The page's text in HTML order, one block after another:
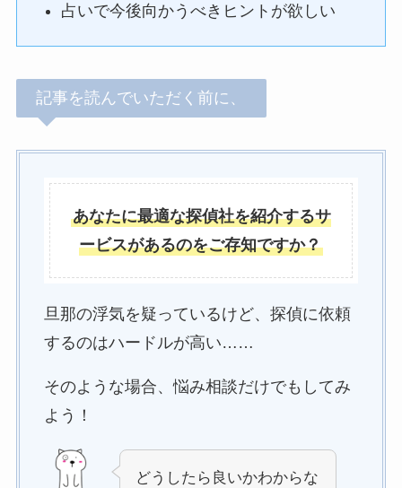
占いで今後向かうべきヒントが欲しい
記事を読んでいただく前に、
あなたに最適な探偵社を紹介するサ
ービスがあるのをご存知ですか？
旦那の浮気を疑っているけど、探偵に依頼
するのはハードルが高い……
そのような場合、悩み相談だけでもしてみ
よう！
どうしたら良いかわからな